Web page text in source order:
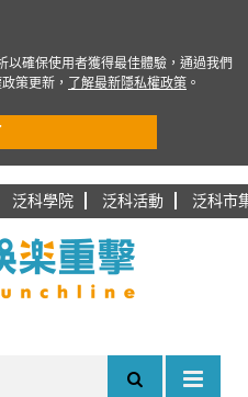
泛科學院 泛科活動 泛科市
以確保使用者獲得最佳體驗，通過我們
策更新，
了解最新隱私權政策 。